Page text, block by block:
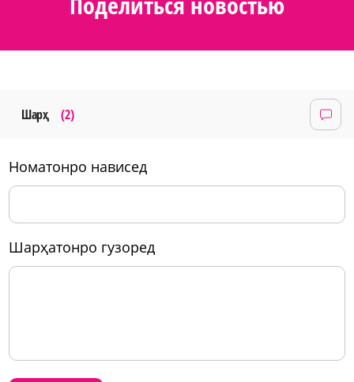
Шарҳ (2)
номатонро нависед
шарҳатонро гузоред